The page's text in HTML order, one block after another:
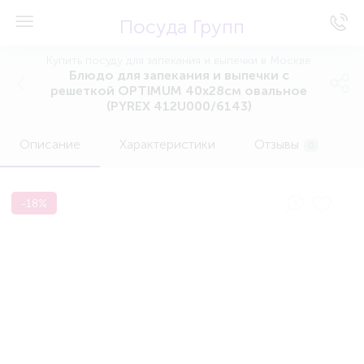
Посуда Групп
Блюдо для запекания и выпечки с
решеткой OPTIMUM 40х28см овальное
(PYREX 412U000/6143)
Описание Характеристики Отзывы
-18%